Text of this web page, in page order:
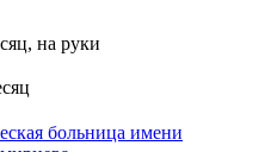
на руки
больница имени